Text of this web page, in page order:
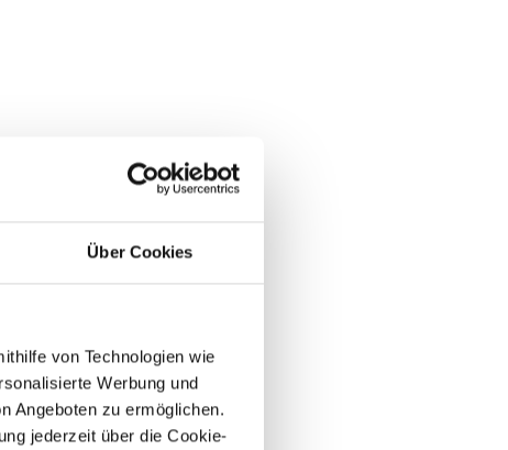
Über Cookies
von Technologien wie
Werbung und
Angeboten zu ermöglichen.
jederzeit über die Cookie-